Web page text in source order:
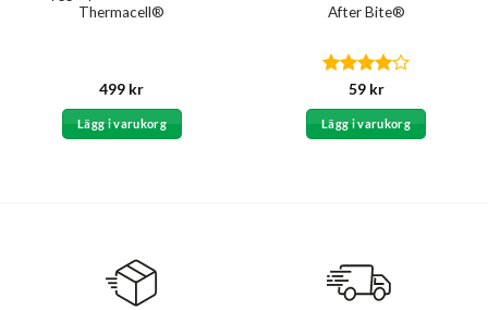
Thermacell®
499 kr
Lägg i varukorg
After Bite®
Betygsatt
4av 5
59 kr
Lägg i varukorg